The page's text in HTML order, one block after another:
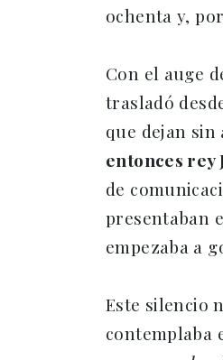
ochenta y,
Con el auge
trasladó
que dejan sin
entonces rey
de
presentaban
empezaba a
Este silencio
contemplaba